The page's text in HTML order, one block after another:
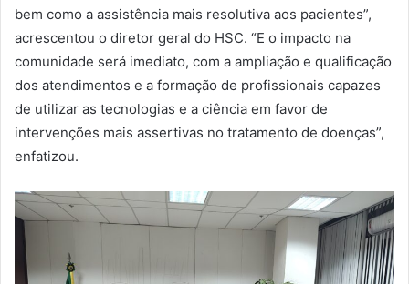
bem como a assistência mais resolutiva aos pacientes”,
acrescentou o diretor geral do HSC. “E o impacto na
comunidade será imediato, com a ampliação e qualificação
dos atendimentos e a formação de profissionais capazes
de utilizar as tecnologias e a ciência em favor de
intervenções mais assertivas no tratamento de doenças”,
enfatizou.